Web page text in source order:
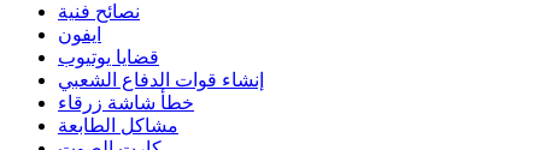
نصائح فنية
ايفون
قضايا يوتيوب
إنشاء قوات الدفاع الشعبي
خطأ شاشة زرقاء
مشاكل الطابعة